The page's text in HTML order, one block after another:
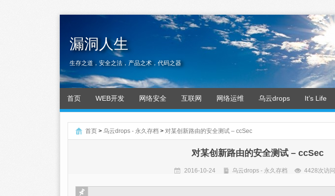
漏洞人生
生存之道，安全之法，产品之术，代码之器
首页 WEB开发 网络安全 互联网 网络运维 乌云drops It’s Life
首页 > 乌云drops - 永久存档 > 对某创新路由的安全测试 – ccSec
对某创新路由的安全测试 – ccSec
2016-10-24 乌云drops - 永久存档 4428次访问